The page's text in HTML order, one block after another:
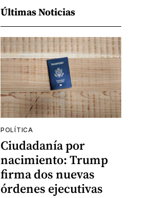
Últimas Noticias
POLÍTICA
Ciudadanía por
nacimiento: Trump
firma dos nuevas
órdenes ejecutivas